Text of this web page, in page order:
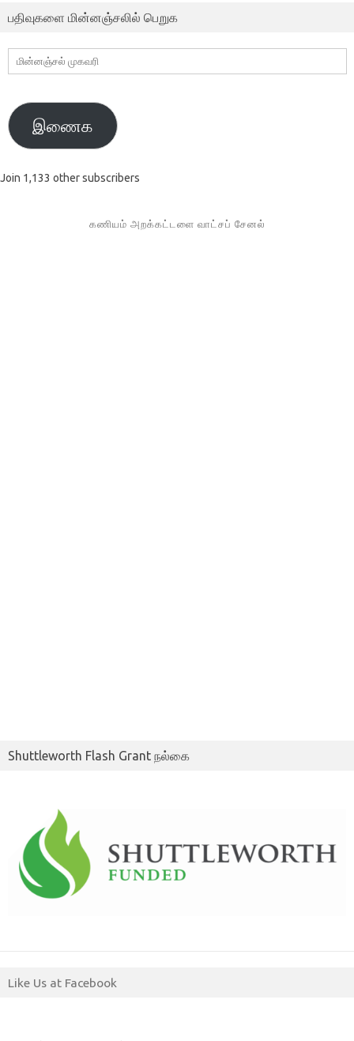
பதிவுகளை மின்னஞ்சலில் பெறுக
மின்னஞ்சல்
முகவரி
இணைக
Join 1,133 other subscribers
கணியம் அறக்கட்டளை வாட்சப் சேனல்
Shuttleworth Flash Grant நல்கை
Like Us at Facebook